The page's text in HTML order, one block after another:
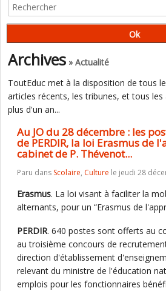
LOI ERASMUS DE L'APPRENTISSAGE, LE
Archives » Actualité
ToutEduc met à la disposition de tous
articles récents, les tribunes, et tous les
plus d'un an...
Au JO du 28 décembre : les
de PERDIR, la loi Erasmus de
cabinet de P. Thévenot...
Paru dans Scolaire, Culture le jeudi 28
Erasmus. La loi visant à faciliter la
alternants, pour un “Erasmus de
PERDIR. 640 postes sont offerts au
au troisième concours de
direction d'établissement
relevant du ministre de l'éducation
emplois pour les fonctionnaires